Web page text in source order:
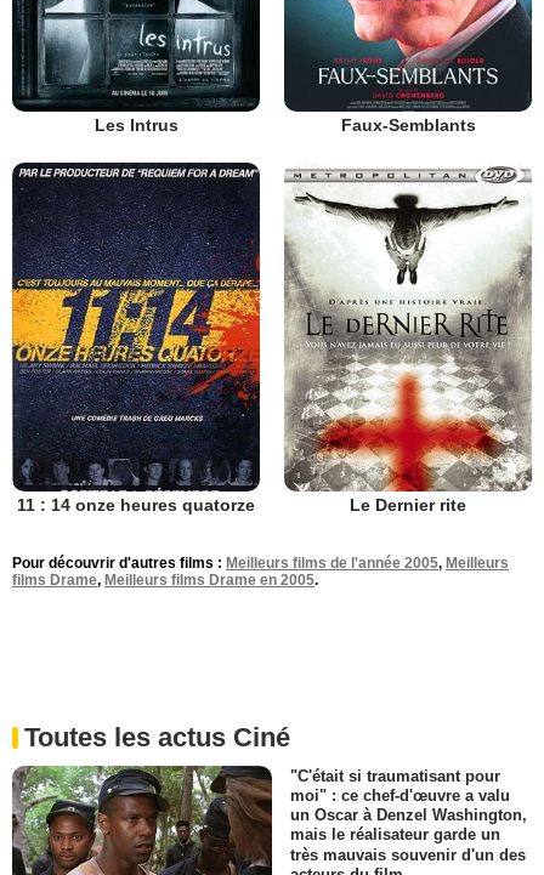
Les Intrus Faux-Semblants
11 : 14 onze heures quatorze Le Dernier rite
Pour découvrir d'autres films : Meilleurs films de l'année 2005, Meilleurs
films Drame, Meilleurs films Drame en 2005.
Toutes les actus Ciné
"C'était si traumatisant pour
moi" : ce chef-d'œuvre a valu
un Oscar à Denzel Washington,
mais le réalisateur garde un
très mauvais souvenir d'un des